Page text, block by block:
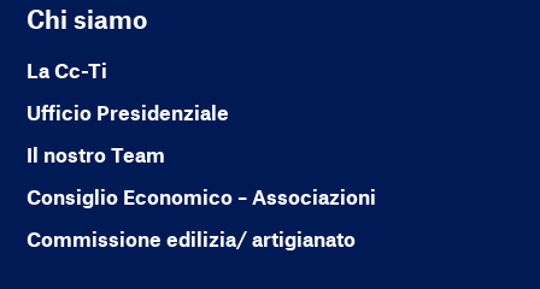
Chi siamo
La Cc-Ti
Ufficio Presidenziale
Il nostro Team
Consiglio Economico – Associazioni
Commissione edilizia/ artigianato